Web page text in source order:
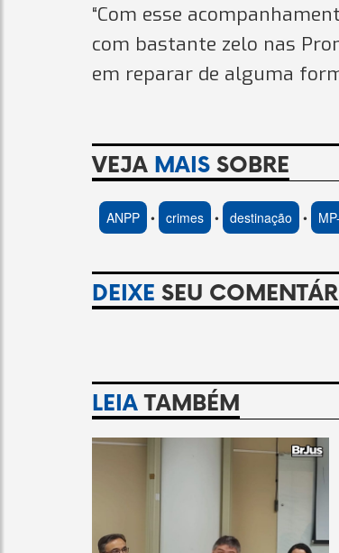
“Com esse
com bastante zelo nas
em reparar de alguma
VEJA MAIS SOBRE
ANPP • crimes • destinação •
DEIXE SEU
LEIA TAMBÉM